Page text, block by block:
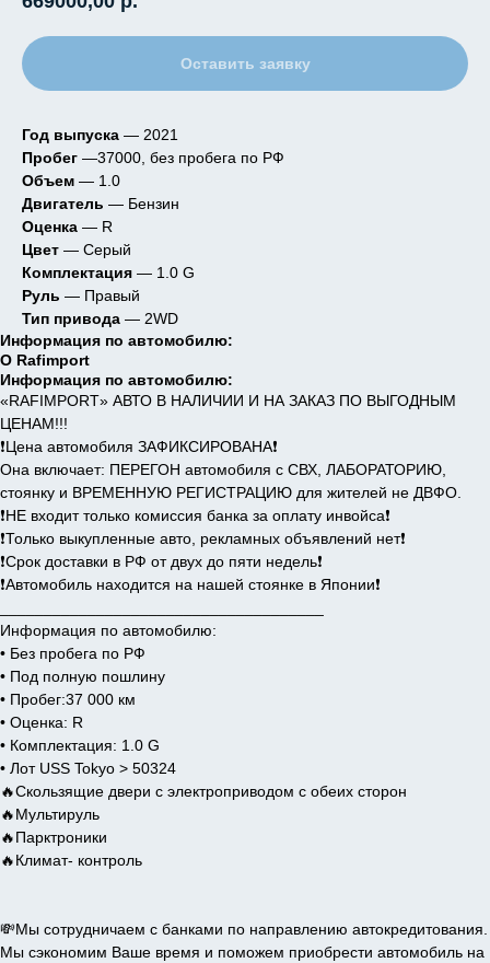
Оставить заявку
Год выпуска — 2021
Пробег —37000, без пробега по РФ
Объем — 1.0
Двигатель — Бензин
Оценка — R
Цвет — Серый
Комплектация — 1.0 G
Руль — Правый
Тип привода — 2WD
Информация по автомобилю:
О Rafimport
Информация по автомобилю:
«RAFIMPORT» АВТО В НАЛИЧИИ И НА ЗАКАЗ ПО ВЫГОДНЫМ
ЦЕНАМ!!!
❗️Цена автомобиля ЗАФИКСИРОВАНА❗️
Она включает: ПЕРЕГОН автомобиля с СВХ, ЛАБОРАТОРИЮ,
стоянку и ВРЕМЕННУЮ РЕГИСТРАЦИЮ для жителей не ДВФО.
❗️НЕ входит только комиссия банка за оплату инвойса❗️
❗️Только выкупленные авто, рекламных объявлений нет❗️
❗️Срок доставки в РФ от двух до пяти недель❗️
❗️Автомобиль находится на нашей стоянке в Японии❗️
Информация по автомобилю:
• Без пробега по РФ
• Под полную пошлину
• Пробег:37 000 км
• Оценка: R
• Комплектация: 1.0 G
• Лот USS Tokyo > 50324
🔥Скользящие двери с электроприводом с обеих сторон
🔥Мультируль
🔥Парктроники
🔥Климат- контроль
💸Мы сотрудничаем с банками по направлению автокредитования.
Мы сэкономим Ваше время и поможем приобрести автомобиль на